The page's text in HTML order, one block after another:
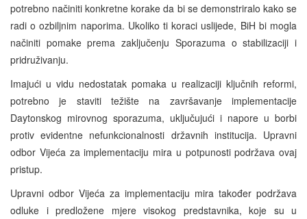
potrebno načiniti konkretne korake da bi se demonstriralo kako se
radi o ozbiljnim naporima. Ukoliko ti koraci uslijede, BiH bi mogla
načiniti pomake prema zaključenju Sporazuma o stabilizaciji i
pridruživanju.
Imajući u vidu nedostatak pomaka u realizaciji ključnih reformi,
potrebno je staviti težište na završavanje implementacije
Daytonskog mirovnog sporazuma, uključujući i napore u borbi
protiv evidentne nefunkcionalnosti državnih institucija. Upravni
odbor Vijeća za implementaciju mira u potpunosti podržava ovaj
pristup.
Upravni odbor Vijeća za implementaciju mira također podržava
odluke i predložene mjere visokog predstavnika, koje su u